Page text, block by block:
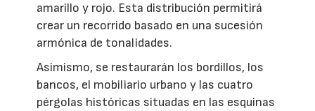
amarillo y rojo. Esta distribución permitirá
crear un recorrido basado en una sucesión
armónica de tonalidades.
Asimismo, se restaurarán los bordillos, los
bancos, el mobiliario urbano y las cuatro
pérgolas históricas situadas en las esquinas